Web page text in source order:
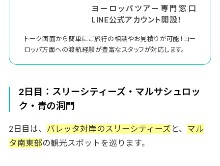
ヨーロッパツアー専門窓口
LINE公式アカウント開設！
トーク画面から簡単にご旅行の相談やお見積りが可能！ヨー
ロッパ方面への渡航経験が豊富なスタッフが対応します。
2日目：スリーシティーズ・マルサシュロッ
ク・青の洞門
2日目は、 バレッタ対岸のスリーシティーズ と、 マル
タ南東部の観光スポットを巡ります。